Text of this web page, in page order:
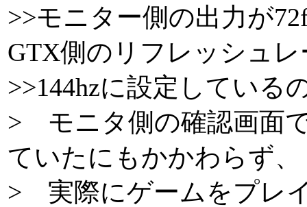
>>モニター側の出力が
GTX側のリフレッシュ
>>144hzに設定している
> モニタ側の確認画面で
ていたにもかかわらず、
> 実際にゲームをプレ